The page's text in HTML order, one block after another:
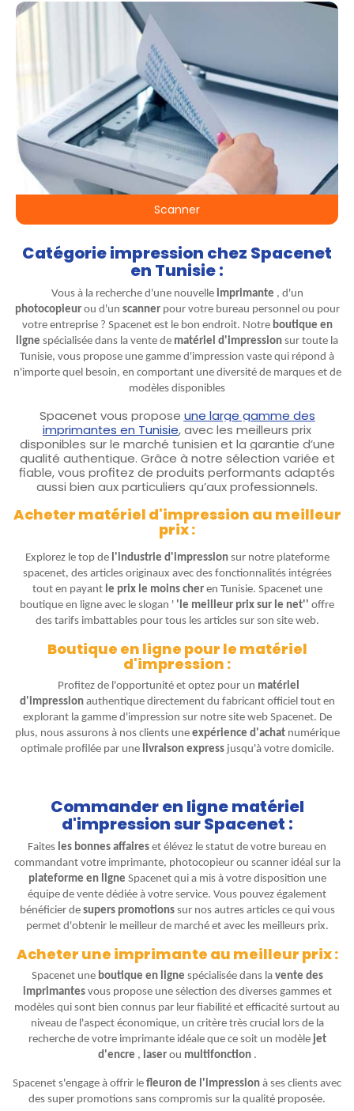
Scanner
Catégorie impression chez Spacenet
en Tunisie :
Vous à la recherche d'une nouvelle imprimante , d'un
photocopieurou d'un scannerpour votre bureau personnel ou pour
votre entreprise ? Spacenet est le bon endroit. Notre boutique en
ligne spécialisée dans la vente de matériel d'impression sur toute la
Tunisie, vous propose une gamme d'impression vaste qui répond à
n'importe quel besoin, en comportant une diversité de marques et de
modèles disponibles
Spacenet vous propose une large gamme des
imprimantes en Tunisie, avec les meilleurs prix
disponibles sur le marché tunisien et la garantie d’une
qualité authentique. Grâce à notre sélection variée et
fiable, vous profitez de produits performants adaptés
aussi bien aux particuliers qu’aux professionnels.
Acheter matériel d'impression au meilleur
prix :
Explorez le top de l'industrie d'impressionsur notre plateforme
spacenet, des articles originaux avec des fonctionnalités intégrées
tout en payant le prix le moins cheren Tunisie. Spacenet une
boutique en ligne avec le slogan ' 'le meilleur prix sur le net'' offre
des tarifs imbattables pour tous les articles sur son site web.
Boutique en ligne pour le matériel
d'impression :
Profitez de l'opportunité et optez pour un matériel
d'impressionauthentique directement du fabricant officiel tout en
explorant la gamme d'impression sur notre site web Spacenet. De
plus, nous assurons à nos clients une expérience d'achatnumérique
optimale profilée par une livraison expressjusqu'à votre domicile.
Commander en ligne matériel
d'impression sur Spacenet :
Faites les bonnes affaires et élévez le statut de votre bureau en
commandant votre imprimante, photocopieur ou scanner idéal sur la
plateforme en ligne Spacenet qui a mis à votre disposition une
équipe de vente dédiée à votre service. Vous pouvez également
bénéficier de supers promotionssur nos autres articles ce qui vous
permet d'obtenir le meilleur de marché et avec les meilleurs prix.
Acheter une imprimante au meilleur prix :
Spacenet une boutique en ligne spécialisée dans la vente des
imprimantesvous propose une sélection des diverses gammes et
modèles qui sont bien connus par leur fiabilité et efficacité surtout au
niveau de l'aspect économique, un critère très crucial lors de la
recherche de votre imprimante idéale que ce soit un modèle jet
d'encre , laserou multifonction.
Spacenet s'engage à offrir le fleuron de l'impression à ses clients avec
des super promotions sans compromis sur la qualité proposée.